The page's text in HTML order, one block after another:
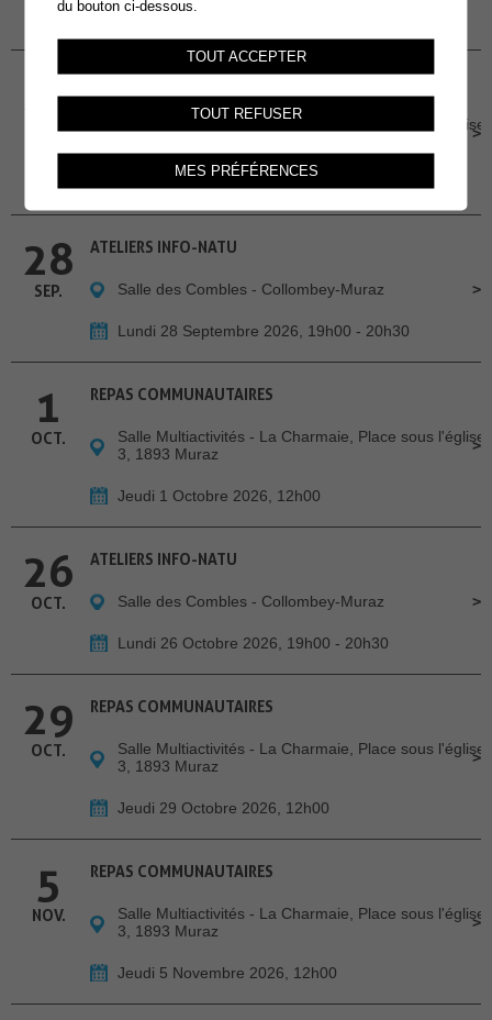
24
Salle Multiactivités - La Charmaie, Place sous l'église
28
SEP.
ATELIERS INFO-NATU
Salle des Combles - Collombey-Muraz
Lundi 28 Septembre 2026, 19h00 - 20h30
1
OCT.
REPAS COMMUNAUTAIRES
Salle Multiactivités - La Charmaie, Place sous l'église
3, 1893 Muraz
Jeudi 1 Octobre 2026, 12h00
26
OCT.
ATELIERS INFO-NATU
Salle des Combles - Collombey-Muraz
Lundi 26 Octobre 2026, 19h00 - 20h30
29
OCT.
REPAS COMMUNAUTAIRES
Salle Multiactivités - La Charmaie, Place sous l'église
3, 1893 Muraz
Jeudi 29 Octobre 2026, 12h00
5
NOV.
REPAS COMMUNAUTAIRES
Salle Multiactivités - La Charmaie, Place sous l'église
3, 1893 Muraz
Jeudi 5 Novembre 2026, 12h00
du bouton ci-dessous.
TOUT ACCEPTER
TOUT REFUSER
MES PRÉFÉRENCES